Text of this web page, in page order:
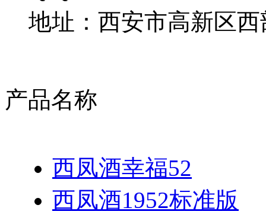
地址：西安市高新区西
产品名称
西凤酒幸福52
西凤酒1952标准版